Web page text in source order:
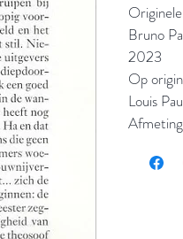
Bruno
2023
Op
Louis